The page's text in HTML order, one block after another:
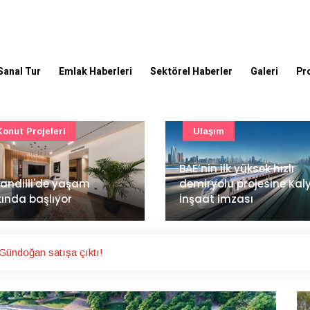
Tur Emlak Haberleri Sektörel Haberler Galeri
ilk yüksek hızlı
projesine Kalyon
imzası
Mimarlık ve mühendislik
projeleri e-PYS ile dijital
ortama taşınacak
Güncel
satışa çıktı!